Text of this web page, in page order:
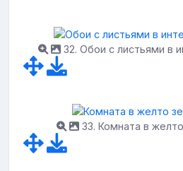
32. Обои с листьями в
33. Комната в